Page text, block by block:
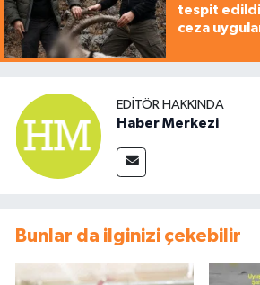
tespit
ceza
EDITÖR HAKKINDA
Haber Merkezi
Bunlar da ilginizi çekebilir